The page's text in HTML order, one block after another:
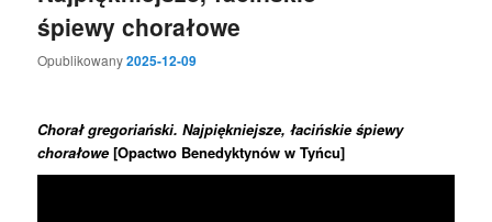
śpiewy chorałowe
Opublikowany2025-12-09
Chorał gregoriański. Najpiękniejsze, łacińskie śpiewy
chorałowe[Opactwo Benedyktynów w Tyńcu]